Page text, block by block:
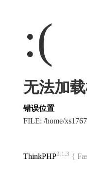
:(
无法加
错误位置
FILE: /home/
ThinkPHP3.1.3 {